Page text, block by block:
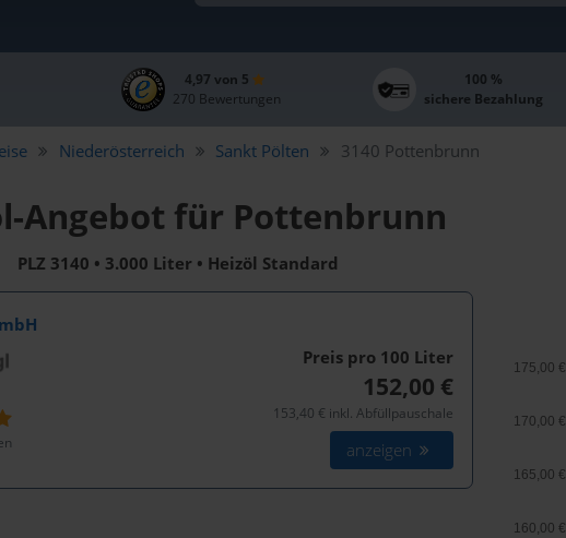
4,97 von 5
270 Bewertungen
100 %
sichere Bezahlung
Niederösterreich Sankt Pölten 3140 Pottenbrunn
Angebot für Pottenbrunn
PLZ 3140 • 3.000 Liter • Heizöl Standard
Preis pro 100 Liter
152,00 €
153,40 € inkl. Abfüllpauschale
anzeigen
160,00 €
165,00 €
170,00 €
175,00 €